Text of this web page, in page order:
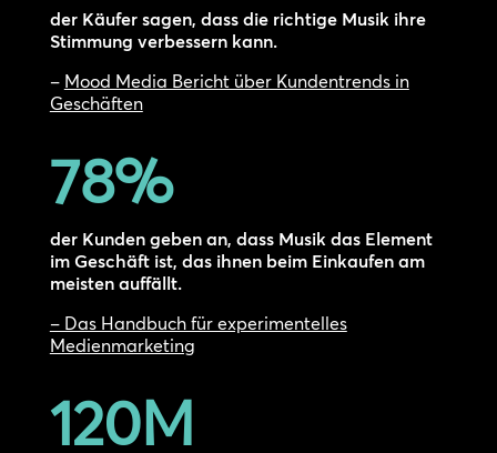
der Käufer sagen, dass die richtige Musik ihre
Stimmung verbessern kann.
– Mood Media Bericht über Kundentrends in
Geschäften
78%
der Kunden geben an, dass Musik das Element
im Geschäft ist, das ihnen beim Einkaufen am
meisten auffällt.
– Das Handbuch für experimentelles
Medienmarketing
120M